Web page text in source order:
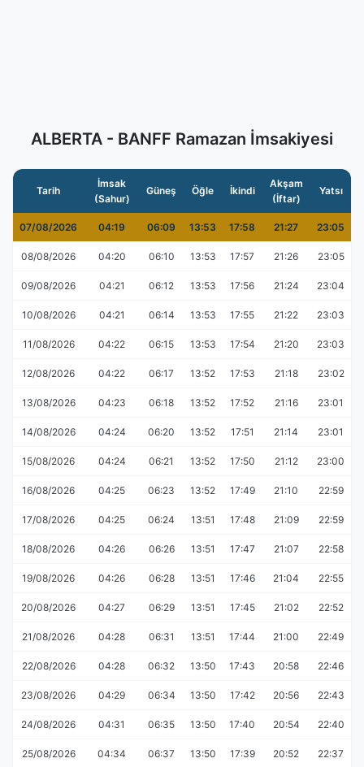
ALBERTA - BANFF Ramazan İmsakiyesi
Tarih
İmsak
(Sahur)
Güneş Öğle İkindi
Akşam
(İftar)
Yatsı
07/08/2026 04:19 06:09 13:53 17:58 21:27 23:05
08/08/2026 04:20 06:10 13:53 17:57 21:26 23:05
09/08/2026 04:21 06:12 13:53 17:56 21:24 23:04
10/08/2026 04:21 06:14 13:53 17:55 21:22 23:03
11/08/2026 04:22 06:15 13:53 17:54 21:20 23:03
12/08/2026 04:22 06:17 13:52 17:53 21:18 23:02
13/08/2026 04:23 06:18 13:52 17:52 21:16 23:01
14/08/2026 04:24 06:20 13:52 17:51 21:14 23:01
15/08/2026 04:24 06:21 13:52 17:50 21:12 23:00
16/08/2026 04:25 06:23 13:52 17:49 21:10 22:59
17/08/2026 04:25 06:24 13:51 17:48 21:09 22:59
18/08/2026 04:26 06:26 13:51 17:47 21:07 22:58
19/08/2026 04:26 06:28 13:51 17:46 21:04 22:55
20/08/2026 04:27 06:29 13:51 17:45 21:02 22:52
21/08/2026 04:28 06:31 13:51 17:44 21:00 22:49
22/08/2026 04:28 06:32 13:50 17:43 20:58 22:46
23/08/2026 04:29 06:34 13:50 17:42 20:56 22:43
24/08/2026 04:31 06:35 13:50 17:40 20:54 22:40
25/08/2026 04:34 06:37 13:50 17:39 20:52 22:37